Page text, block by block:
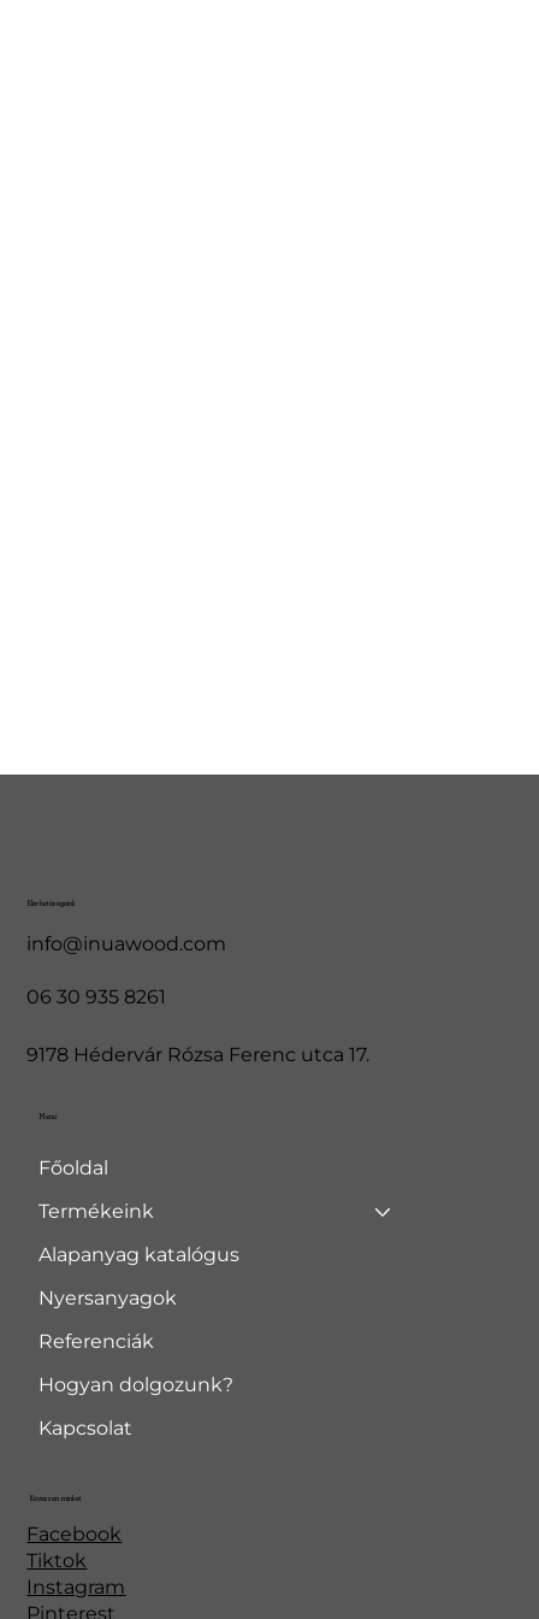
Elérhetőségeink
info@inuawood.com
06 30 935 8261
9178 Hédervár Rózsa Ferenc utca 17.
Menü
Főoldal
Termékeink
Alapanyag katalógus
Nyersanyagok
Referenciák
Hogyan dolgozunk?
Kapcsolat
Facebook
Tiktok
Instagram
Pinterest
Kövessen minket